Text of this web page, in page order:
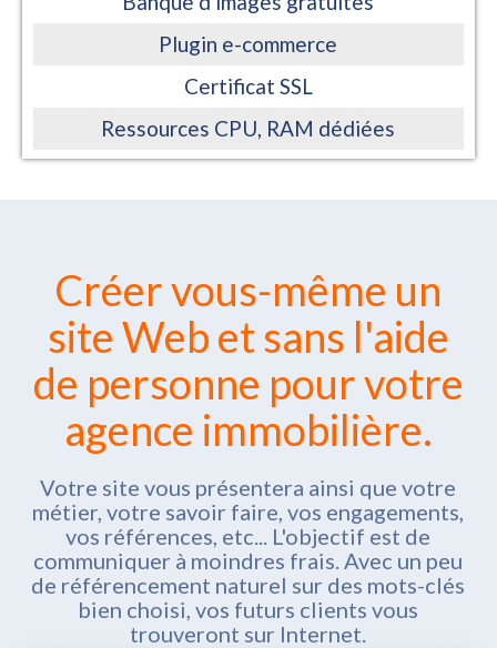
Plugin e-commerce
Certificat SSL
Ressources CPU, RAM dédiées
Créer vous-même un
site Web et sans l'aide
de personne pour votre
agence immobilière.
Votre site vous présentera ainsi que votre
métier, votre savoir faire, vos engagements,
vos références, etc... L'objectif est de
communiquer à moindres frais. Avec un peu
de référencement naturel sur des mots-clés
bien choisi, vos futurs clients vous
trouveront sur Internet.